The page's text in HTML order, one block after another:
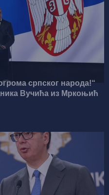
српског народа!“
Вучића из Мркоњић